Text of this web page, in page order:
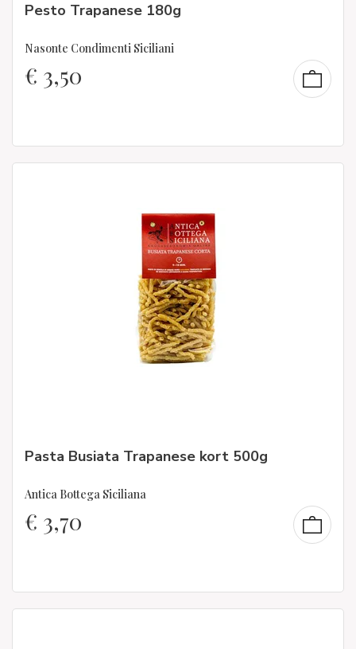
Pesto Trapanese 180g
Nasonte Condimenti Siciliani
€ 3,50
Pasta Busiata Trapanese kort 500g
Antica Bottega Siciliana
€ 3,70